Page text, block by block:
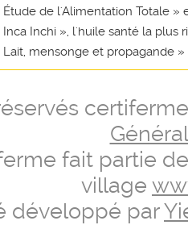
Étude de l'Alimentation Totale »
Inca Inchi », l'huile santé la plus
Lait, mensonge et propagande »
fait partie
village
développé par